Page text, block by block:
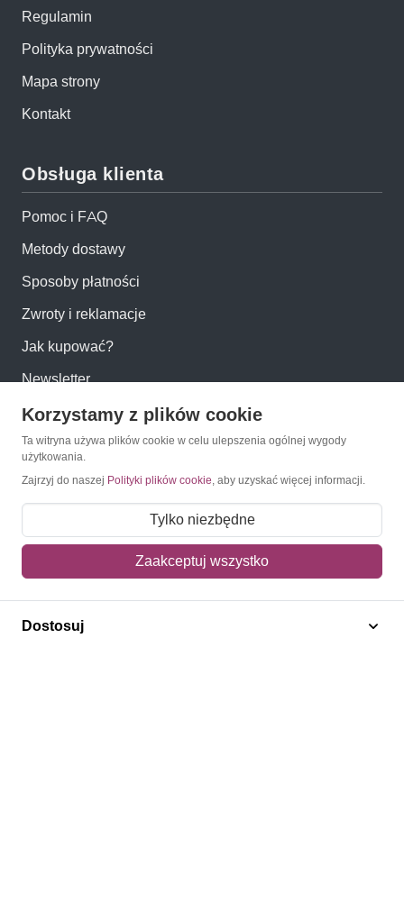
Regulamin
Polityka prywatności
Mapa strony
Kontakt
Obsługa klienta
Pomoc i FAQ
Metody dostawy
Sposoby płatności
Zwroty i reklamacje
Jak kupować?
Newsletter
Konto
Moje konto
Mój koszyk
Adres dostawy
Polecamy
Korzystamy z plików cookie
Ta witryna używa plików cookie w celu ulepszenia ogólnej wygody
użytkowania.
Zajrzyj do naszej Polityki plików cookie, aby uzyskać więcej informacji.
Tylko niezbędne
Zaakceptuj wszystko
Dostosuj